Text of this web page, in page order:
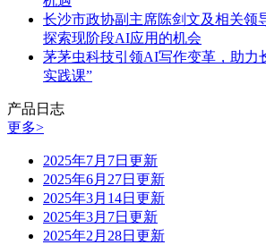
长沙市政协副主席陈剑文及相关领
探索现阶段AI应用的机会
茅茅虫科技引领AI写作变革，助力
实践课”
产品日志
更多>
2025年7月7日更新
2025年6月27日更新
2025年3月14日更新
2025年3月7日更新
2025年2月28日更新